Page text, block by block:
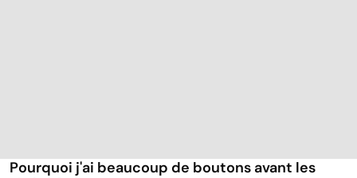
Pourquoi j'ai beaucoup de boutons avant les